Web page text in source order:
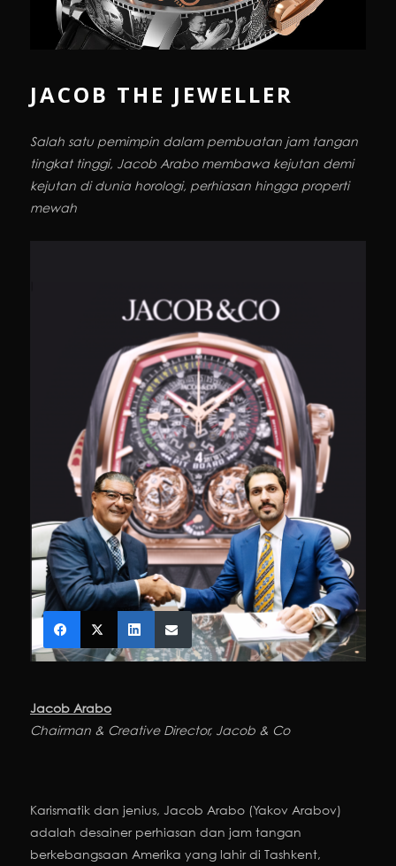
JACOB THE JEWELLER
Salah satu pemimpin dalam pembuatan jam tangan
tingkat tinggi, Jacob Arabo membawa kejutan demi
kejutan di dunia horologi, perhiasan hingga properti
mewah
Jacob Arabo
Chairman & Creative Director, Jacob & Co
Karismatik dan jenius, Jacob Arabo (Yakov Arabov)
adalah desainer perhiasan dan jam tangan
berkebangsaan Amerika yang lahir di Tashkent,